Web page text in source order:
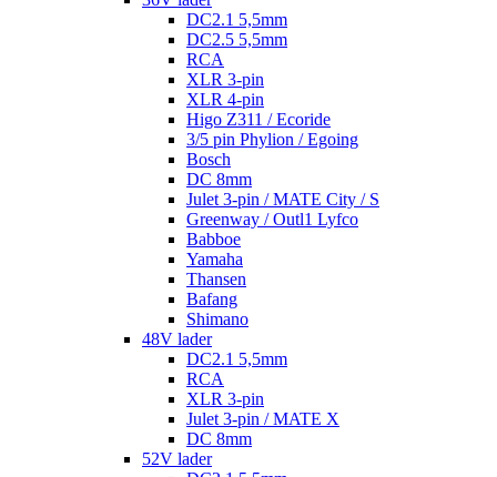
DC2.1 5,5mm
DC2.5 5,5mm
RCA
XLR 3-pin
XLR 4-pin
Higo Z311 / Ecoride
3/5 pin Phylion / Egoing
Bosch
DC 8mm
Julet 3-pin / MATE City / S
Greenway / Outl1 Lyfco
Babboe
Yamaha
Thansen
Bafang
Shimano
48V lader
DC2.1 5,5mm
RCA
XLR 3-pin
Julet 3-pin / MATE X
DC 8mm
52V lader